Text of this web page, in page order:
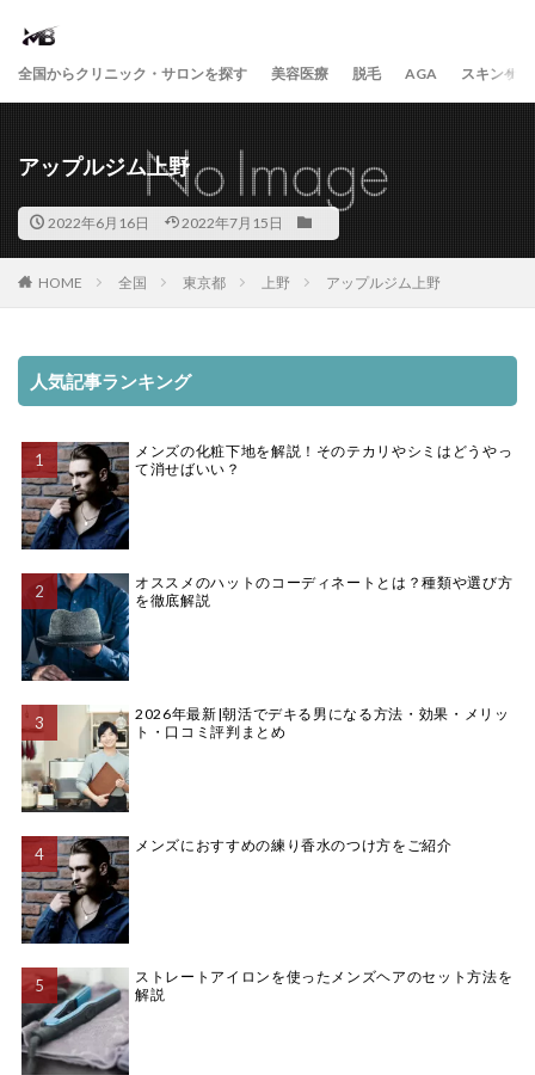
全国からクリニック・サロンを探す 美容医療 脱毛 AGA スキンケア
アップルジム上野
2022年6月16日 2022年7月15日
HOME 全国 東京都 上野 アップルジム上野
人気記事ランキング
メンズの化粧下地を解説！そのテカリやシミはどうやっ
て消せばいい？
オススメのハットのコーディネートとは？種類や選び方
を徹底解説
2026年最新|朝活でデキる男になる方法・効果・メリッ
ト・口コミ評判まとめ
メンズにおすすめの練り香水のつけ方をご紹介
ストレートアイロンを使ったメンズヘアのセット方法を
解説